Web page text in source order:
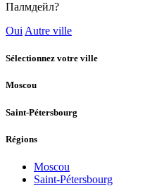
Палмдейл?
Oui Autre ville
Sélectionnez votre ville
Moscou
Saint-Pétersbourg
Régions
Moscou
Saint-Pétersbourg